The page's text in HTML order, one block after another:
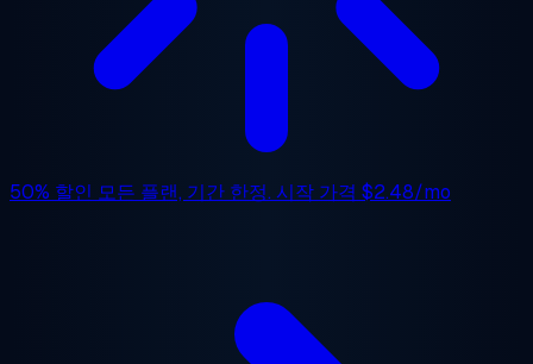
50% 할인 모든 플랜, 기간 한정. 시작 가격 $2.48/mo